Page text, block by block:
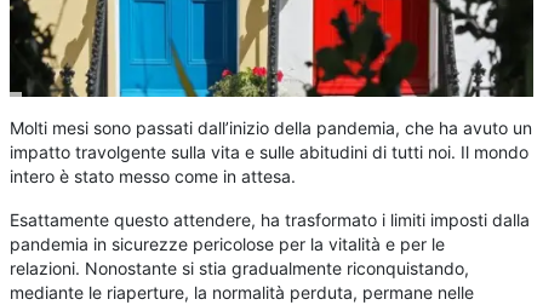
Molti mesi sono passati dall’inizio della pandemia, che ha avuto un
impatto travolgente sulla vita e sulle abitudini di tutti noi. Il mondo
intero è stato messo come in attesa.
Esattamente questo attendere, ha trasformato i limiti imposti dalla
pandemia in sicurezze pericolose per la vitalità e per le
relazioni. Nonostante si stia gradualmente riconquistando,
mediante le riaperture, la normalità perduta, permane nelle